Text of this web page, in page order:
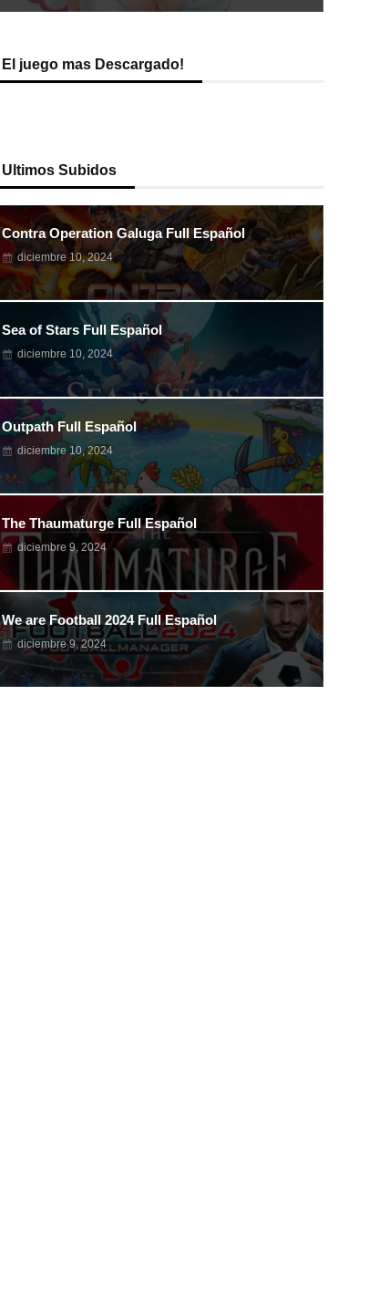
El juego mas Descargado!
Ultimos Subidos
Contra Operation Galuga Full Español
diciembre 10, 2024
Sea of Stars Full Español
diciembre 10, 2024
Outpath Full Español
diciembre 10, 2024
The Thaumaturge Full Español
diciembre 9, 2024
We are Football 2024 Full Español
diciembre 9, 2024